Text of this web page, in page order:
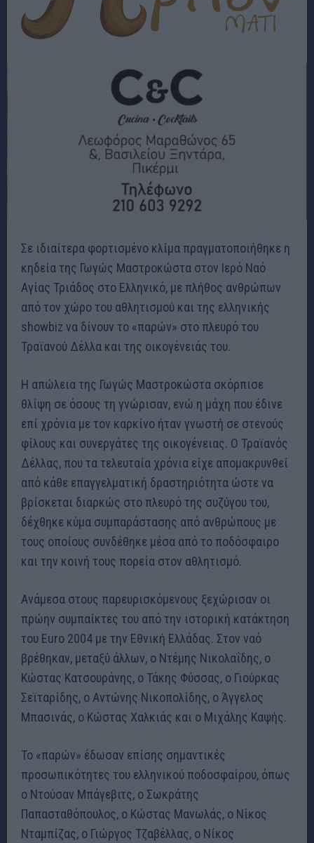
Σε ιδιαίτερα φορτισμένο κλίμα πραγματοποιήθηκε η
κηδεία της Γωγώς Μαστροκώστα στον Ιερό Ναό
Αγίας Τριάδος στο Ελληνικό, με πλήθος ανθρώπων
από τον χώρο του αθλητισμού και της ελληνικής
showbiz να δίνουν το «παρών» στο πλευρό του
Τραϊανού Δέλλα και της οικογένειάς του.
Η απώλεια της Γωγώς Μαστροκώστα σκόρπισε
θλίψη σε όσους τη γνώρισαν, ενώ η μάχη που έδινε
επί χρόνια με τον καρκίνο ήταν γνωστή σε στενούς
φίλους και συνεργάτες της οικογένειας. Ο Τραϊανός
Δέλλας, που τα τελευταία χρόνια είχε απομακρυνθεί
από κάθε επαγγελματική δραστηριότητα ώστε να
βρίσκεται διαρκώς στο πλευρό της συζύγου του,
δέχθηκε κύμα συμπαράστασης από ανθρώπους με
τους οποίους συνδέθηκε μέσα από το ποδόσφαιρο
και την κοινή τους πορεία στον αθλητισμό.
Ανάμεσα στους παρευρισκόμενους ξεχώρισαν οι
πρώην συμπαίκτες του από την ιστορική κατάκτηση
του Euro 2004 με την Εθνική Ελλάδας. Στον ναό
βρέθηκαν, μεταξύ άλλων, ο Ντέμης Νικολαΐδης, ο
Κώστας Κατσουράνης, ο Τάκης Φύσσας, ο Γιούρκας
Σεϊταρίδης, ο Αντώνης Νικοπολίδης, ο Άγγελος
Μπασινάς, ο Κώστας Χαλκιάς και ο Μιχάλης Καψής.
Το «παρών» έδωσαν επίσης σημαντικές
προσωπικότητες του ελληνικού ποδοσφαίρου, όπως
ο Ντούσαν Μπάγεβιτς, ο Σωκράτης
Παπασταθόπουλος, ο Κώστας Μανωλάς, ο Νίκος
Νταμπίζας, ο Γιώργος Τζαβέλλας, ο Νίκος